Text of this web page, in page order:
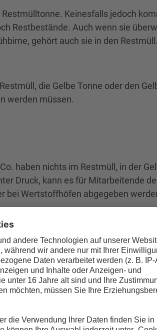
Keinesfalls jedoch
Restbestände. Auch wenn sie
gehört auch sie in den Restmüll.
die Gelbe Tonne oder den
werden müssen.
haben nichts im Restmüll, in der
Druck, kann es für Mitarbeitende
bei Wertstoffhöfen abgegeben
drei bis vier Stunden. Danach
Verpackung, sie gehört in den
zum Wertstoffhof. In beiden
nicht in Glascontainern
das von Glasflaschen. Nicht